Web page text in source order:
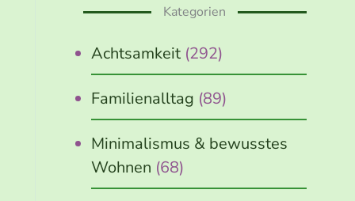
Kategorien
Achtsamkeit(292)
Familienalltag (89)
Minimalismus & bewusstes
Wohnen (68)